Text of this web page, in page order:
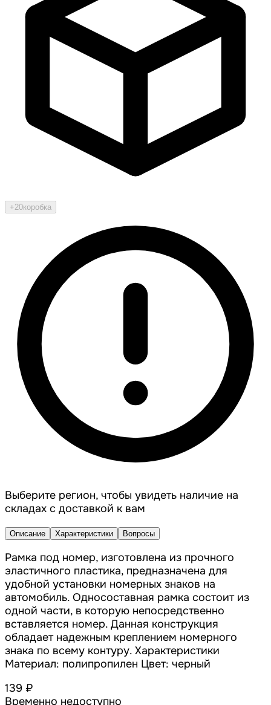
+20коробка
Выберите регион, чтобы увидеть наличие на
складах с доставкой к вам
Описание Характеристики Вопросы
Рамка под номер, изготовлена из прочного
эластичного пластика, предназначена для
удобной установки номерных знаков на
автомобиль. Односоставная рамка состоит из
одной части, в которую непосредственно
вставляется номер. Данная конструкция
обладает надежным креплением номерного
знака по всему контуру. Характеристики
Материал: полипропилен Цвет: черный
139 ₽
Временно недоступно